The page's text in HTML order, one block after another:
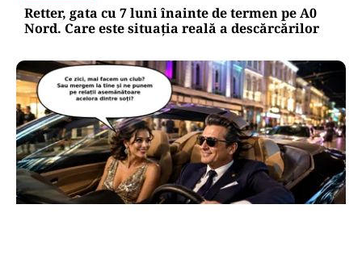
Retter, gata cu 7 luni înainte de termen pe A0
Nord. Care este situația reală a descărcărilor